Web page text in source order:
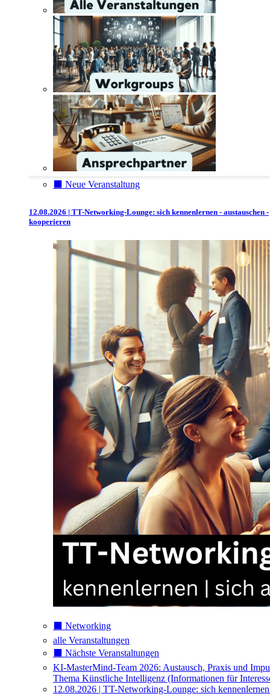
⬛️ Neue Veranstaltung
12.08.2026 | TT-Networking-Lounge: sich kennenlernen - austauschen -
kooperieren
⬛️ Networking
alle Veranstaltungen
⬛️ Nächste Veranstaltungen
KI-MasterMind-Team 2026: Austausch, Praxis und
Thema Künstliche Intelligenz (Informationen für
12.08.2026 | TT-Networking-Lounge: sich